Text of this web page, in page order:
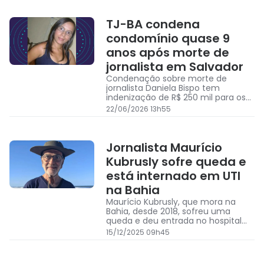
TJ-BA condena
condomínio quase 9
anos após morte de
jornalista em Salvador
Condenação sobre morte de
jornalista Daniela Bispo tem
indenização de R$ 250 mil para os
filhos da vítima; relembre caso
22/06/2026 13h55
Jornalista Maurício
Kubrusly sofre queda e
está internado em UTI
na Bahia
Maurício Kubrusly, que mora na
Bahia, desde 2018, sofreu uma
queda e deu entrada no hospital
neste domingo (14)
15/12/2025 09h45